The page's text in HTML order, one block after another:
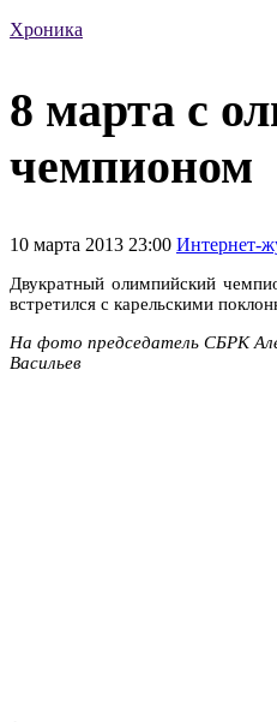
Хроника
8 марта с
чемпионом
10 марта 2013 23:00 Интернет-
Двукратный олимпийский
встретился с карельскими
На фото председатель СБРК
Васильев